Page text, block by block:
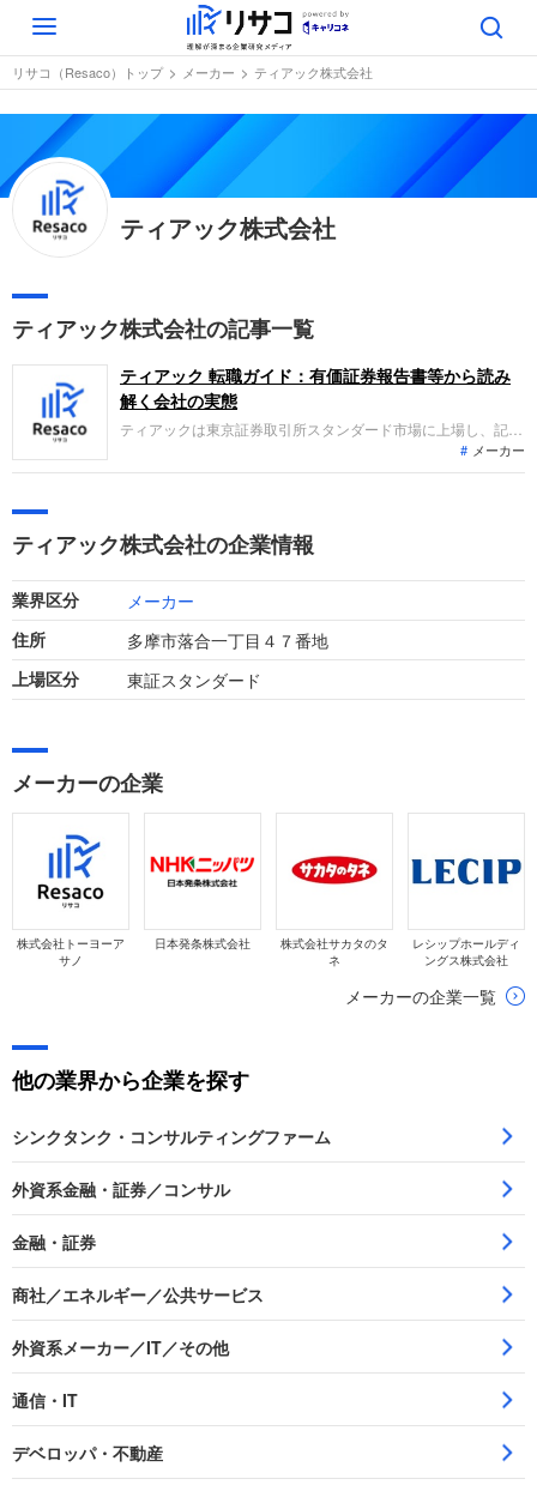
Toggle
navigation
リサコ（Resaco）トップ メーカー ティアック株式会社
ティアック株式会社
ティアック株式会社の記事一覧
ティアック 転職ガイド：有価証券報告書等から読み
解く会社の実態
ティアックは東京証券取引所スタンダード市場に上場し、記録
と再生をコア技術として音響機器事業と情報機器事業を展開し
ています。音響機器ではプレミアムオーディオや業務用機器、
も増益となりました。
メーカー
ティアック株式会社の企業情報
業界区分 メーカー
住所 多摩市落合一丁目４７番地
上場区分 東証スタンダード
メーカーの企業
株式会社トーヨーア
サノ
日本発条株式会社
株式会社サカタのタ
ネ
レシップホールディ
ングス株式会社
メーカーの企業一覧
他の業界から企業を探す
シンクタンク・コンサルティングファーム
外資系金融・証券／コンサル
金融・証券
商社／エネルギー／公共サービス
外資系メーカー／IT／その他
通信・IT
デベロッパ・不動産